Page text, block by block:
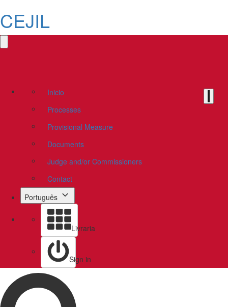
CEJIL
Inicio
Processes
Provisional Measure
Documents
Judge and/or Commissioners
Contact
Português
Livraria
Sign in